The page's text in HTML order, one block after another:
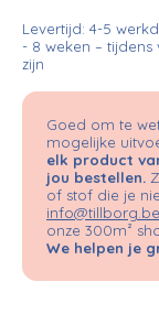
Levertijd: 4-5
- 8 weken –
zijn
Goed om te
mogelijke
elk product
jou bestellen.
of stof die je
info@tillborg.be
onze 300m²
We helpen je